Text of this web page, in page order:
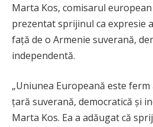
Marta Kos, comisarul
prezentat sprijinul ca expresie
față de o Armenie suverană,
independentă.
„Uniunea Europeană este
țară suverană, democratică și
Marta Kos. Ea a adăugat că